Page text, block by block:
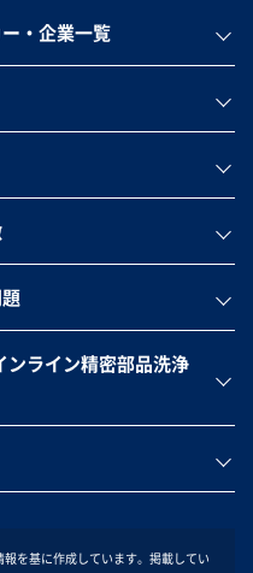
・企業一覧
ンライン精密部品洗浄
を基に作成しています。掲載してい